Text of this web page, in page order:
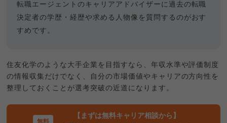
転職エージェントのキャリアアドバイザーに過去の転職
決定者の学歴・経歴や求める人物像を質問するのがおす
すめです。
住友化学のような大手企業を目指すなら、年収水準や評価制度
の情報収集だけでなく、自分の市場価値やキャリアの方向性を
整理しておくことが選考突破の近道になります。
【まずは無料キャリア相談から】